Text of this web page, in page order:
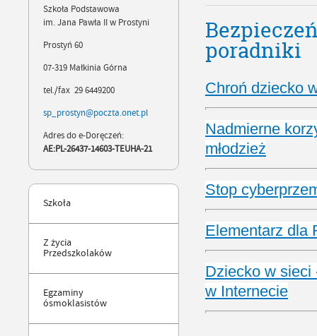
Szkoła Podstawowa
im. Jana Pawła II w Prostyni
Prostyń 60
07-319 Małkinia Górna
tel./fax 29 6449200
sp_prostyn@poczta.onet.pl
Adres do e-Doręczeń:
AE:PL-26437-14603-TEUHA-21
Szkoła
Z życia
Przedszkolaków
Egzaminy
ósmoklasistów
poradniki
Chroń dziecko
Nadmierne
młodzież
Stop
Elementarz dla
Dziecko w
w Internecie